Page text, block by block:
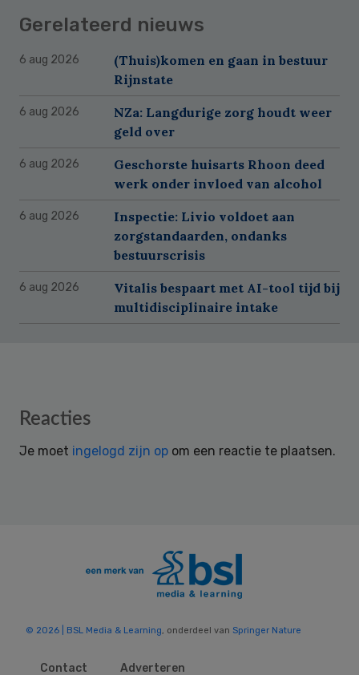
Gerelateerd nieuws
6 aug 2026
(Thuis)komen en gaan in bestuur
Rijnstate
6 aug 2026
NZa: Langdurige zorg houdt weer
geld over
6 aug 2026
Geschorste huisarts Rhoon deed
werk onder invloed van alcohol
6 aug 2026
Inspectie: Livio voldoet aan
zorgstandaarden, ondanks
bestuurscrisis
6 aug 2026
Vitalis bespaart met AI-tool tijd bij
multidisciplinaire intake
Reader
Reacties
Je moet ingelogd zijn op om een reactie te plaatsen.
© 2026 | BSL Media & Learning , onderdeel van Springer Nature
Contact Adverteren